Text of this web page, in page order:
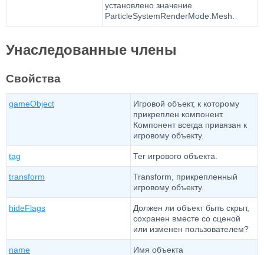
установлено значение
ParticleSystemRenderMode.Mesh.
Унаследованные члены
Свойства
gameObject
Игровой объект, к которому
прикреплен компонент.
Компонент всегда привязан к
игровому объекту.
tag Тег игрового объекта.
transform
Transform, прикрепленный
игровому объекту.
hideFlags
Должен ли объект быть скрыт,
сохранен вместе со сценой
или изменен пользователем?
name Имя объекта